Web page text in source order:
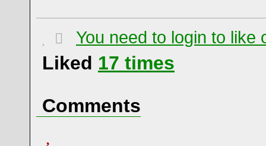
You need to login to like
Liked 17 times
Comments